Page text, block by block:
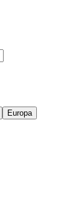
Europa